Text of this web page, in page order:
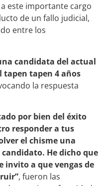
este importante cargo
de un fallo judicial,
entre los
candidata del actual
tapen 4 años
la respuesta
por bien del éxito
responder a tus
el chisme una
He dicho que
invito a que vengas de
, fueron las